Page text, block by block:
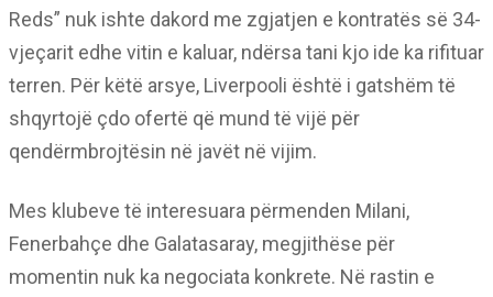
Reds” nuk ishte dakord me zgjatjen e kontratës së 34-
vjeçarit edhe vitin e kaluar, ndërsa tani kjo ide ka rifituar
terren. Për këtë arsye, Liverpooli është i gatshëm të
shqyrtojë çdo ofertë që mund të vijë për
qendërmbrojtësin në javët në vijim.
Mes klubeve të interesuara përmenden Milani,
Fenerbahçe dhe Galatasaray, megjithëse për
momentin nuk ka negociata konkrete. Në rastin e